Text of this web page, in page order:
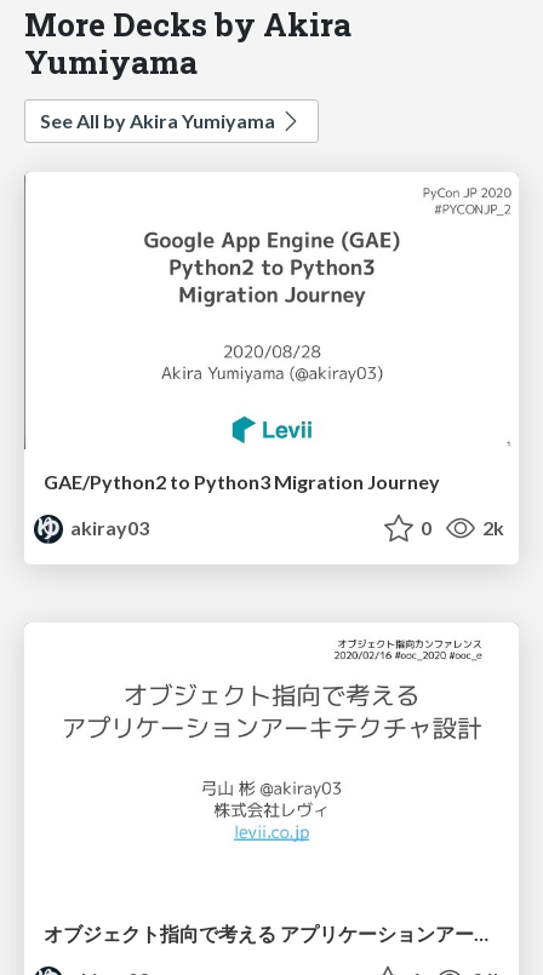
More Decks by Akira
Yumiyama
See All by Akira Yumiyama
GAE/Python2 to Python3 Migration Journey
akiray03
0 2k